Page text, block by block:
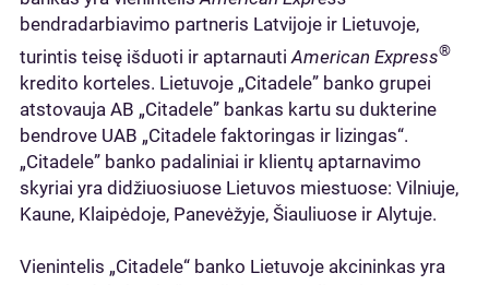
bendradarbiavimo partneris Latvijoje ir Lietuvoje,
turintis teisę išduoti ir aptarnauti American Express®
kredito korteles. Lietuvoje „Citadele” banko grupei
atstovauja AB „Citadele” bankas kartu su dukterine
bendrove UAB „Citadele faktoringas ir lizingas“.
„Citadele” banko padaliniai ir klientų aptarnavimo
skyriai yra didžiuosiuose Lietuvos miestuose: Vilniuje,
Kaune, Klaipėdoje, Panevėžyje, Šiauliuose ir Alytuje.
Vienintelis „Citadele“ banko Lietuvoje akcininkas yra